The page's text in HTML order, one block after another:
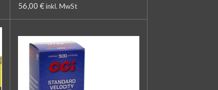
56,00 € inkl. MwSt